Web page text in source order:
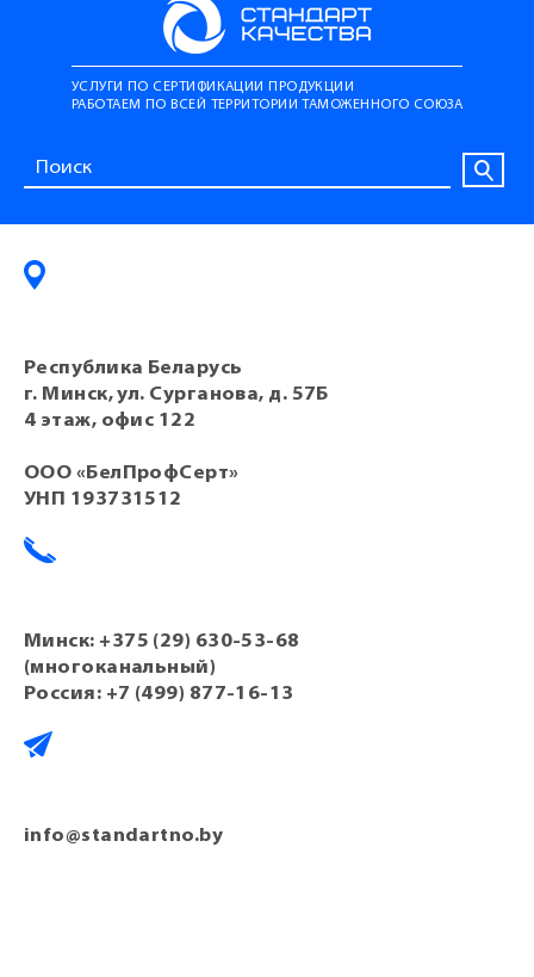
УСЛУГИ ПО СЕРТИФИКАЦИИ ПРОДУКЦИИ
РАБОТАЕМ ПО ВСЕЙ ТЕРРИТОРИИ ТАМОЖЕННОГО СОЮЗА
Республика Беларусь
г. Минск, ул. Сурганова, д. 57Б
4 этаж, офис 122
ООО «БелПрофСерт»
УНП 193731512
Минск: +375 (29) 630-53-68
(многоканальный)
Россия: +7 (499) 877-16-13
info@standartno.by